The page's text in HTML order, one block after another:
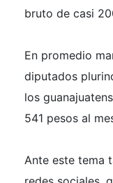
bruto de casi
En promedio
diputados
los
541 pesos al
Ante este tema